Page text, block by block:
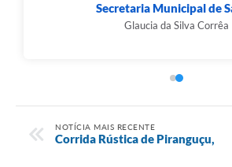
Secretaria Municipal de
Glaucia da Silva Corrêa
NOTÍCIA MAIS RECENTE
Corrida Rústica de Piranguçu,